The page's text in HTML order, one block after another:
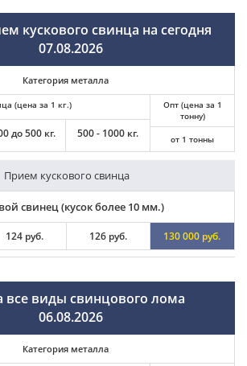
кускового свинца на сегодня
07.08.2026
Категория металла
(цена за 1 кг.)
до 500 кг. 500 - 1000 кг.
Опт (цена за 1
тонну)
от 1 тонны
Прием кускового свинца
свинец (кусок более 10 мм.)
124 руб. 126 руб. 130 000 руб.
все виды свинцового лома
06.08.2026
Категория металла